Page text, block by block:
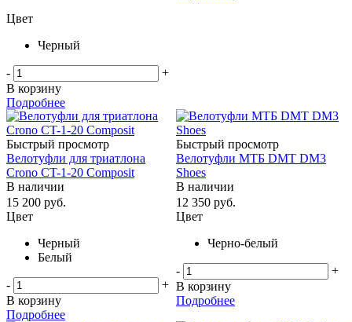
Цвет
Черный
-
+
В корзину
Подробнее
Быстрый просмотр
Велотуфли для триатлона
Crono CT-1-20 Composit
В наличии
15 200 руб.
Цвет
Черный
Белый
-
+
В корзину
Подробнее
Быстрый просмотр
Велотуфли МТБ DMT DM3
Shoes
В наличии
12 350 руб.
Цвет
Черно-белый
-
+
В корзину
Подробнее